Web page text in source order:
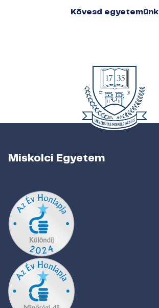
Kövesd egyetemünk
Miskolci Egyetem